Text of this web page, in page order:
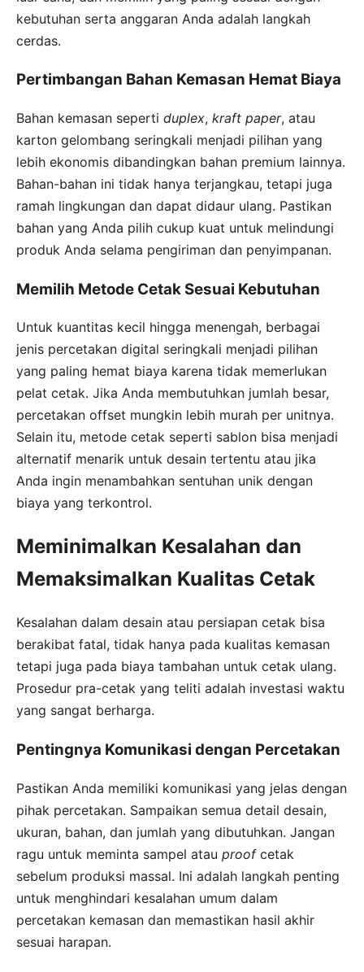
kebutuhan serta anggaran Anda adalah langkah
cerdas.
Pertimbangan Bahan Kemasan Hemat Biaya
Bahan kemasan seperti duplex, kraft paper, atau
karton gelombang seringkali menjadi pilihan yang
lebih ekonomis dibandingkan bahan premium lainnya.
Bahan-bahan ini tidak hanya terjangkau, tetapi juga
ramah lingkungan dan dapat didaur ulang. Pastikan
bahan yang Anda pilih cukup kuat untuk melindungi
produk Anda selama pengiriman dan penyimpanan.
Memilih Metode Cetak Sesuai Kebutuhan
Untuk kuantitas kecil hingga menengah, berbagai
jenis percetakan digital seringkali menjadi pilihan
yang paling hemat biaya karena tidak memerlukan
pelat cetak. Jika Anda membutuhkan jumlah besar,
percetakan offset mungkin lebih murah per unitnya.
Selain itu, metode cetak seperti sablon bisa menjadi
alternatif menarik untuk desain tertentu atau jika
Anda ingin menambahkan sentuhan unik dengan
biaya yang terkontrol.
Meminimalkan Kesalahan dan
Memaksimalkan Kualitas Cetak
Kesalahan dalam desain atau persiapan cetak bisa
berakibat fatal, tidak hanya pada kualitas kemasan
tetapi juga pada biaya tambahan untuk cetak ulang.
Prosedur pra-cetak yang teliti adalah investasi waktu
yang sangat berharga.
Pentingnya Komunikasi dengan Percetakan
Pastikan Anda memiliki komunikasi yang jelas dengan
pihak percetakan. Sampaikan semua detail desain,
ukuran, bahan, dan jumlah yang dibutuhkan. Jangan
ragu untuk meminta sampel atau proofcetak
sebelum produksi massal. Ini adalah langkah penting
untuk menghindari kesalahan umum dalam
percetakan kemasan dan memastikan hasil akhir
sesuai harapan.